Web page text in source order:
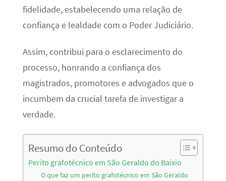
fidelidade, estabelecendo uma relação de
confiança e lealdade com o Poder Judiciário.
Assim, contribui para o esclarecimento do
processo, honrando a confiança dos
magistrados, promotores e advogados que o
incumbem da crucial tarefa de investigar a
verdade.
Resumo do Conteúdo
Perito grafotécnico em São Geraldo do Baixio
O que faz um perito grafotécnico em São Geraldo